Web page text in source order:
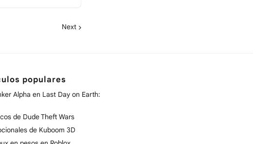
Next
populares
Alpha en Last Day on Earth:
de Dude Theft Wars
de Kuboom 3D